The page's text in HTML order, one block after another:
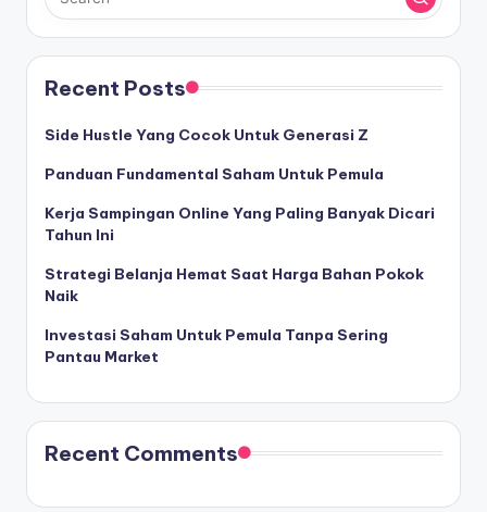
Recent Posts
Side Hustle Yang Cocok Untuk Generasi Z
Panduan Fundamental Saham Untuk Pemula
Kerja Sampingan Online Yang Paling Banyak Dicari
Tahun Ini
Strategi Belanja Hemat Saat Harga Bahan Pokok
Naik
Investasi Saham Untuk Pemula Tanpa Sering
Pantau Market
Recent Comments